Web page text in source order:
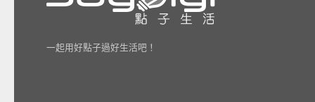
一起用好點子過好生活吧！